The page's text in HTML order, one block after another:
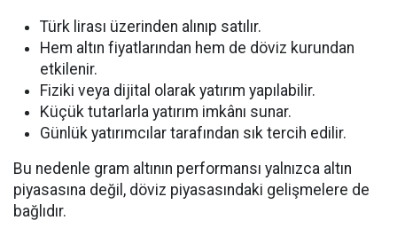
Türk lirası üzerinden alınıp satılır.
Hem altın fiyatlarından hem de döviz kurundan
etkilenir.
Fiziki veya dijital olarak yatırım yapılabilir.
Küçük tutarlarla yatırım imkânı sunar.
Günlük yatırımcılar tarafından sık tercih edilir.
Bu nedenle gram altının performansı yalnızca altın
piyasasına değil, döviz piyasasındaki gelişmelere de
bağlıdır.